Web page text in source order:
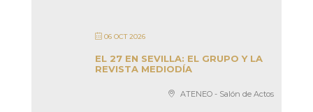
06 OCT 2026
EL 27 EN SEVILLA: EL GRUPO Y LA
REVISTA MEDIODÍA
ATENEO - Salón de Actos